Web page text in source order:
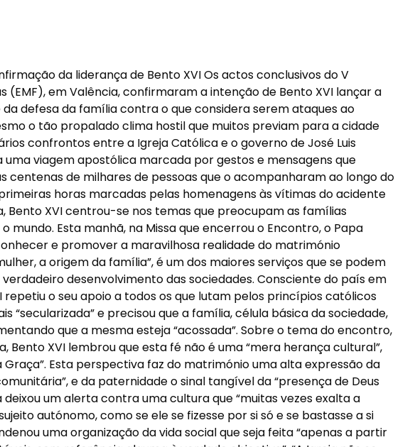
da liderança de Bento XVI Os actos conclusivos do V
(EMF), em Valência, confirmaram a intenção de Bento XVI lançar a
defesa da família contra o que considera serem ataques ao
o tão propalado clima hostil que muitos previam para a cidade
confrontos entre a Igreja Católica e o governo de José Luis
viagem apostólica marcada por gestos e mensagens que
centenas de milhares de pessoas que o acompanharam ao longo do
horas marcadas pelas homenagens às vítimas do acidente
Bento XVI centrou-se nos temas que preocupam as famílias
mundo. Esta manhã, na Missa que encerrou o Encontro, o Papa
e promover a maravilhosa realidade do matrimónio
a origem da família”, é um dos maiores serviços que se podem
desenvolvimento das sociedades. Consciente do país em
repetiu o seu apoio a todos os que lutam pelos princípios católicos
“secularizada” e precisou que a família, célula básica da sociedade,
que a mesma esteja “acossada”. Sobre o tema do encontro,
Bento XVI lembrou que esta fé não é uma “mera herança cultural”,
Esta perspectiva faz do matrimónio uma alta expressão da
e da paternidade o sinal tangível da “presença de Deus
deixou um alerta contra uma cultura que “muitas vezes exalta a
autónomo, como se ele se fizesse por si só e se bastasse a si
uma organização da vida social que seja feita “apenas a partir